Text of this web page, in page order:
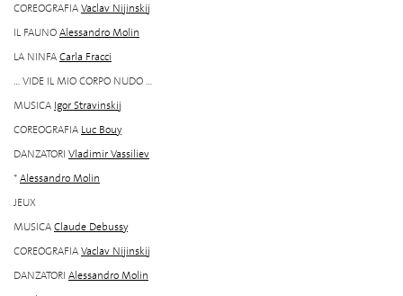
COREOGRAFIAVaclav Nijinskij
IL FAUNOAlessandro Molin
LA NINFACarla Fracci
... VIDE IL MIO CORPO NUDO ...
MUSICA Igor Stravinskij
COREOGRAFIA Luc Bouy
DANZATORI Vladimir Vassiliev
*Alessandro Molin
JEUX
MUSICAClaude Debussy
COREOGRAFIAVaclav Nijinskij
DANZATORI Alessandro Molin